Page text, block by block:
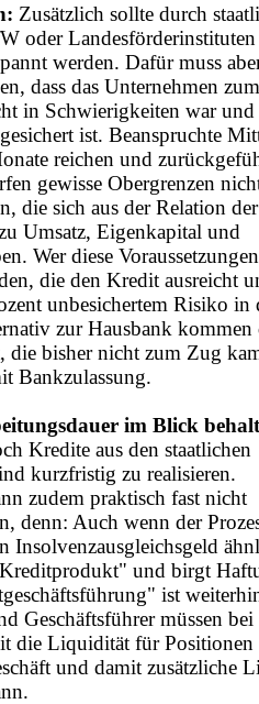
Zusätzlich sollte durch
oder
werden. Dafür muss
dass das Unternehmen
in Schwierigkeiten war und
ist. Beanspruchte
reichen und
gewisse Obergrenzen
die sich aus der Relation der
Umsatz, Eigenkapital und
Wer diese
die den Kredit ausreicht
unbesichertem Risiko in
zur Hausbank kommen
die bisher nicht zum Zug
Bankzulassung.
im Blick
Kredite aus den staatlichen
kurzfristig zu realisieren.
zudem praktisch fast nicht
denn: Auch wenn der
Insolvenzausgleichsgeld
und birgt
ist
Geschäftsführer müssen bei
die Liquidität für Positionen
und damit zusätzliche